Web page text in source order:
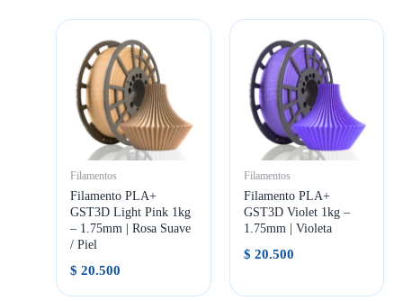
Filamentos
Filamento PLA+
GST3D Light Pink 1kg
– 1.75mm | Rosa Suave
/ Piel
$ 20.500
Filamentos
Filamento PLA+
GST3D Violet 1kg –
1.75mm | Violeta
$ 20.500